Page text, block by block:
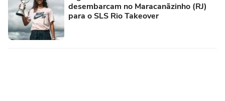
desembarcam no Maracanãzinho (RJ)
para o SLS Rio Takeover